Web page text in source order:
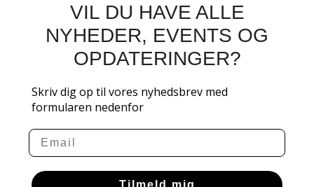
VIL DU HAVE ALLE
NYHEDER, EVENTS OG
OPDATERINGER?
Skriv dig op til vores nyhedsbrev med
formularen nedenfor
Email
Tilmeld mig